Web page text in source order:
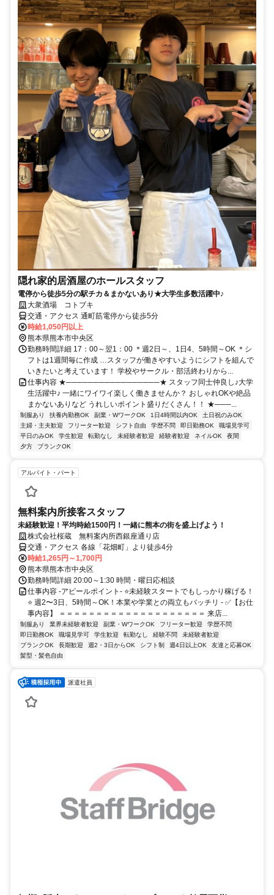
隠れ家的居酒屋のホールスタッフ
電停から徒歩5分の駅チカ＆まかないあり★大学生多数活躍中♪
大衆酒場 コトブキ
交通・アクセス 通町筋電停から徒歩5分
時給1,050円以上
熊本県熊本市中央区
勤務時間詳細 17：00～翌1：00 ＊週2日～、1日4、5時間～OK ＊シ
フトは1週間毎に作成 …スタッフが働きやすいようにシフトを組んで
いきたいと考えています！ 学校やサークル・部活終わりから...
仕事内容 ★─────────────────★ スタッフ同士仲良し♪大学
生活躍中♪ 一緒にワイワイ楽しく働きませんか？ おしゃれOKや絶品
まかないありなど うれしいポイント盛りだくさん！！ ★───...
制服あり 扶養内勤務OK 副業・WワークOK 1日4時間以内OK
土日祝のみOK
主婦・主夫歓迎
フリーター歓迎 シフト自由 学歴不問 即日勤務OK
職場見学可
平日のみOK
学生歓迎 転勤なし 未経験者歓迎 経験者歓迎 ネイルOK
夜間
夕方
ブランクOK
アルバイト・パート
無料案内所接客スタッフ
未経験歓迎！平均時給1500円！一緒に熊本の街を盛上げよう！
株式会社桜蔵 無料案内所西銀座通り店
交通・アクセス 各線「花畑町」より徒歩4分
時給1,265円～1,700円
熊本県熊本市中央区
勤務時間詳細 20:00～1:30 時間・曜日応相談
仕事内容 -アピールポイント- ⭐未経験スタートでもしっかり稼げる！
⭐ 週2〜3日、5時間～OK！本業や学業との両立もバッチリ - ✅【お仕
事内容】 ＝＝＝＝＝＝＝＝＝＝＝＝＝＝＝＝＝＝＝＝ 来店...
制服あり 業界未経験者歓迎 副業・WワークOK フリーター歓迎
学歴不問
即日勤務OK
職場見学可 学生歓迎 転勤なし 経験不問
未経験者歓迎
ブランクOK
長期歓迎 週2・3日からOK シフト制 週4日以上OK
友達と応募OK
髪型・髪色自由
派遣社員